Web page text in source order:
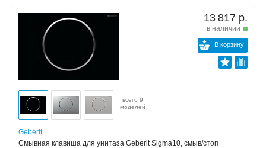
13 817 р.
в наличии
В корзину
всего 9
моделей
Geberit
Смывная клавиша для унитаза Geberit Sigma10, смыв/стоп